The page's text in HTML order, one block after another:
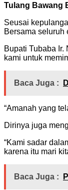
Tulang Bawang
Seusai
Bersama seluruh
Bupati Tubaba
kami untuk
Baca Juga :
“Amanah yang
Dirinya juga
“Kami sadar
karena itu mari
Baca Juga :